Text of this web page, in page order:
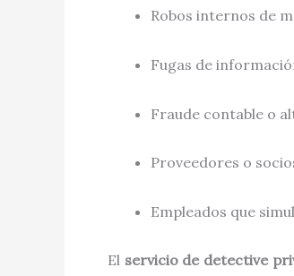
Robos internos de
Fugas de
Fraude contable o
Proveedores o
Empleados que
El servicio de detective